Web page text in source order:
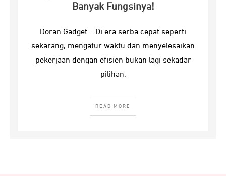
Banyak Fungsinya!
Doran Gadget – Di era serba cepat seperti
sekarang, mengatur waktu dan menyelesaikan
pekerjaan dengan efisien bukan lagi sekadar
pilihan,
READ MORE